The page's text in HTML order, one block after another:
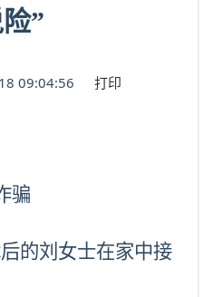
”
09:04:56 打印
骗
的刘女士在家中接